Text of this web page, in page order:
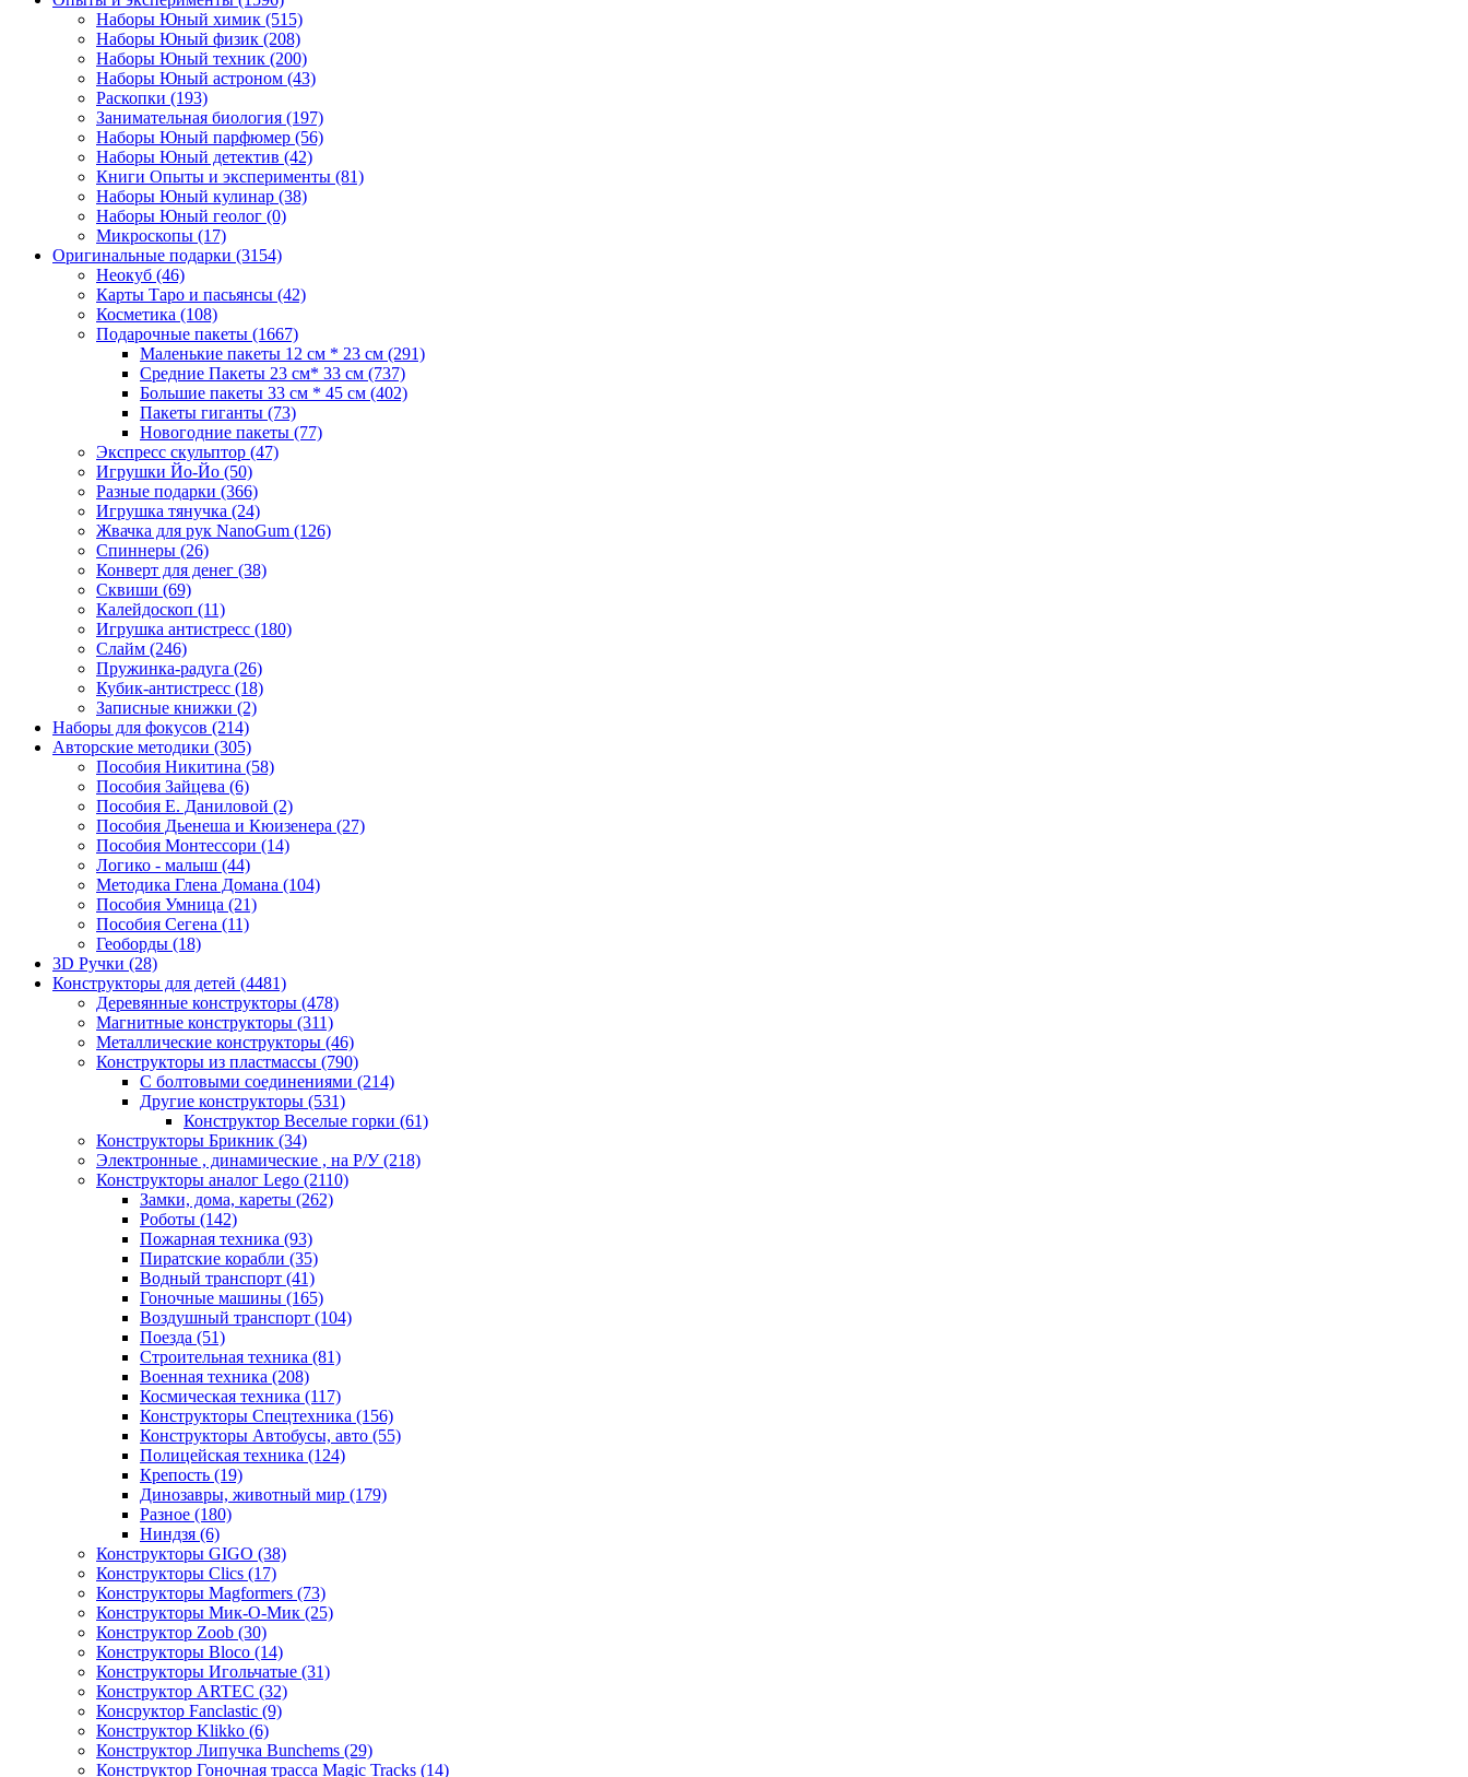
Наборы Юный химик (515)
Наборы Юный физик (208)
Наборы Юный техник (200)
Наборы Юный астроном (43)
Раскопки (193)
Занимательная биология (197)
Наборы Юный парфюмер (56)
Наборы Юный детектив (42)
Книги Опыты и эксперименты (81)
Наборы Юный кулинар (38)
Наборы Юный геолог (0)
Микроскопы (17)
Оригинальные подарки (3154)
Неокуб (46)
Карты Таро и пасьянсы (42)
Косметика (108)
Подарочные пакеты (1667)
Маленькие пакеты 12 см * 23 см (291)
Средние Пакеты 23 см* 33 см (737)
Большие пакеты 33 см * 45 см (402)
Пакеты гиганты (73)
Новогодние пакеты (77)
Экспресс скульптор (47)
Игрушки Йо-Йо (50)
Разные подарки (366)
Игрушка тянучка (24)
Жвачка для рук NanoGum (126)
Спиннеры (26)
Конверт для денег (38)
Сквиши (69)
Калейдоскоп (11)
Игрушка антистресс (180)
Слайм (246)
Пружинка-радуга (26)
Кубик-антистресс (18)
Записные книжки (2)
Наборы для фокусов (214)
Авторские методики (305)
Пособия Никитина (58)
Пособия Зайцева (6)
Пособия Е. Даниловой (2)
Пособия Дьенеша и Кюизенера (27)
Пособия Монтессори (14)
Логико - малыш (44)
Методика Глена Домана (104)
Пособия Умница (21)
Пособия Сегена (11)
Геоборды (18)
3D Ручки (28)
Конструкторы для детей (4481)
Деревянные конструкторы (478)
Магнитные конструкторы (311)
Металлические конструкторы (46)
Конструкторы из пластмассы (790)
С болтовыми соединениями (214)
Другие конструкторы (531)
Конструктор Веселые горки (61)
Конструкторы Брикник (34)
Электронные , динамические , на Р/У(218)
Конструкторы аналог Lego (2110)
Замки, дома, кареты (262)
Роботы (142)
Пожарная техника (93)
Пиратские корабли (35)
Водный транспорт (41)
Гоночные машины (165)
Воздушный транспорт (104)
Поезда (51)
Строительная техника (81)
Военная техника (208)
Космическая техника (117)
Конструкторы Спецтехника (156)
Конструкторы Автобусы, авто (55)
Полицейская техника (124)
Крепость (19)
Динозавры, животный мир (179)
Разное (180)
Ниндзя (6)
Конструкторы GIGO (38)
Конструкторы Clics (17)
Конструкторы Magformers (73)
Конструкторы Мик-О-Мик (25)
Конструктор Zoob (30)
Конструкторы Bloco (14)
Конструкторы Игольчатые (31)
Конструктор ARTEC (32)
Консруктор Fanclastic (9)
Конструктор Klikko (6)
Конструктор Липучка Bunchems (29)
Конструктор Гоночная трасса Magic Tracks (14)